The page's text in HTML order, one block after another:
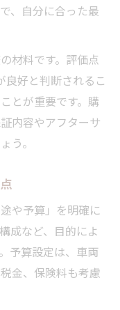
、自分に合った最
材料です。評価点
良好と判断されるこ
とが重要です。購
内容やアフターサ
う。
や予算」を明確に
成など、目的によ
予算設定は、車両
金、保険料も考慮